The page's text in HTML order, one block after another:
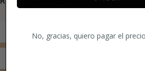
No, gracias, quiero pagar el